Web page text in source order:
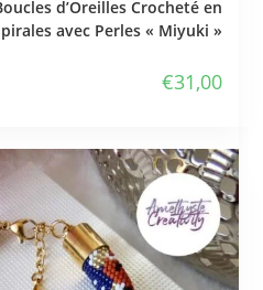
d’Oreilles Crocheté en
avec Perles « Miyuki »
€31,00